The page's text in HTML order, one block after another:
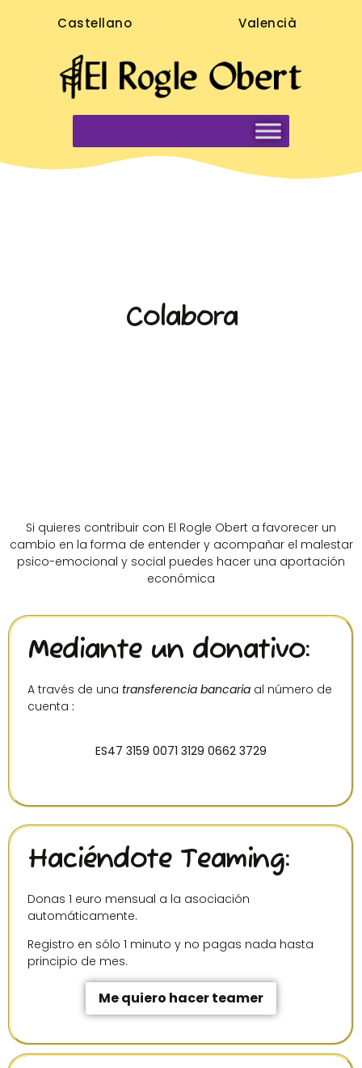
Castellano Valencià
Colabora
Si quieres contribuir con El Rogle Obert a favorecer un
cambio en la forma de entender y acompañar el malestar
psico-emocional y social puedes hacer una aportación
económica
Mediante un donativo:
A través de una transferencia bancaria al número de
cuenta:
ES47 3159 0071 3129 0662 3729
Haciéndote Teaming:
Donas 1 euro mensual a la asociación
automáticamente.
Registro en sólo 1 minuto y no pagas nada hasta
principio de mes.
Me quiero hacer teamer